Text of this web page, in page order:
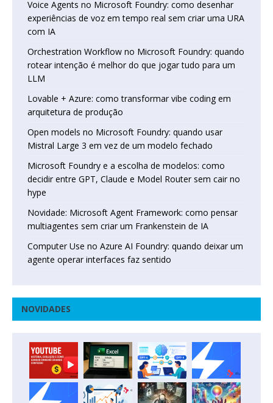
Voice Agents no Microsoft Foundry: como desenhar
experiências de voz em tempo real sem criar uma URA
com IA
Orchestration Workflow no Microsoft Foundry: quando
rotear intenção é melhor do que jogar tudo para um
LLM
Lovable + Azure: como transformar vibe coding em
arquitetura de produção
Open models no Microsoft Foundry: quando usar
Mistral Large 3 em vez de um modelo fechado
Microsoft Foundry e a escolha de modelos: como
decidir entre GPT, Claude e Model Router sem cair no
hype
Novidade: Microsoft Agent Framework: como pensar
multiagentes sem criar um Frankenstein de IA
Computer Use no Azure AI Foundry: quando deixar um
agente operar interfaces faz sentido
NOVIDADES